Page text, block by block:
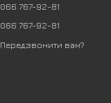
066 767-92-81
066 767-92-81
Передзвонити вам?